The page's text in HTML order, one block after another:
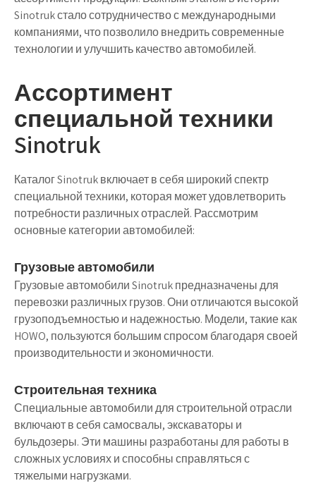
Sinotruk стало сотрудничество с международными
компаниями, что позволило внедрить современные
технологии и улучшить качество автомобилей.
Ассортимент
специальной техники
Sinotruk
Каталог Sinotruk включает в себя широкий спектр
специальной техники, которая может удовлетворить
потребности различных отраслей. Рассмотрим
основные категории автомобилей:
Грузовые автомобили
Грузовые автомобили Sinotruk предназначены для
перевозки различных грузов. Они отличаются высокой
грузоподъемностью и надежностью. Модели, такие как
HOWO, пользуются большим спросом благодаря своей
производительности и экономичности.
Строительная техника
Специальные автомобили для строительной отрасли
включают в себя самосвалы, экскаваторы и
бульдозеры. Эти машины разработаны для работы в
сложных условиях и способны справляться с
тяжелыми нагрузками.